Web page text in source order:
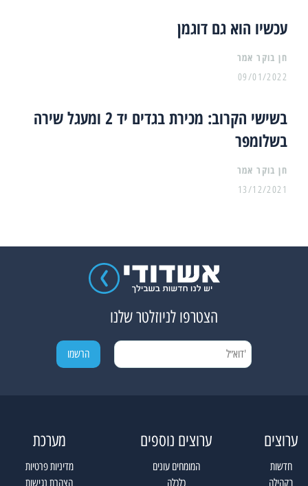
עכשיו הוא גם דוגמן
09/01/2022
בשישי הקרוב: מכירת בגדים יד 2 ומעגל שירה
בשלומפר
13/12/2021
הצטרפו לניוזלטר שלנו
ערוצים
חדשות
בקהילה
ערוצים נוספים
המומחים עונים
כלכלה
מערכת
מדיניות פרטיות
הצהרת נגישות